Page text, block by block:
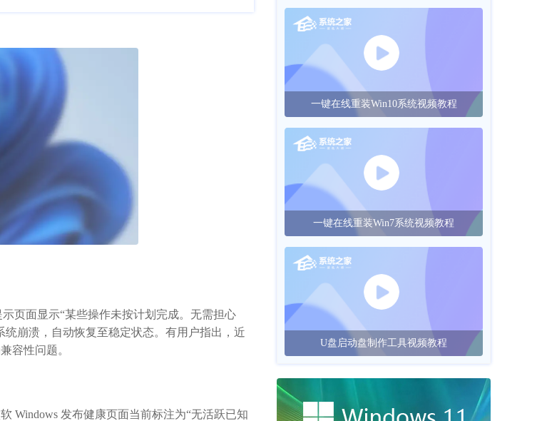
页面显示“某些操作未按计划完成。无需担心
崩溃，自动恢复至稳定状态。有用户指出，近
容性问题。
发布健康页面当前标注为“无活跃已知
一键在线重装Win10系统视频教程
一键在线重装Win7系统视频教程
U盘启动盘制作工具视频教程